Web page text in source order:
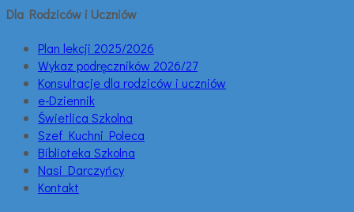
Dla Rodziców i Uczniów
Plan lekcji 2025/2026
Wykaz podręczników 2026/27
Konsultacje dla rodziców i uczniów
e-Dziennik
Świetlica Szkolna
Szef Kuchni Poleca
Biblioteka Szkolna
Nasi Darczyńcy
Kontakt